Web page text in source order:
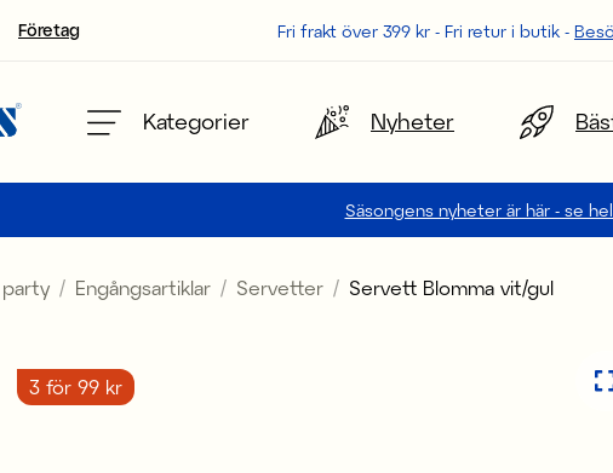
Företag Fri frakt över 399 kr - Fri retur i butik -
Kategorier Nyheter
Säsongens nyheter är här - se
party Engångsartiklar Servetter Servett Blomma vit/gul
3 för 99 kr